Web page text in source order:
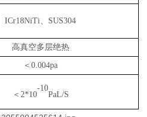
ICr18NiTi、SUS304
高真空多层绝热
＜0.004pa
＜ 2*10
-10
PaL/S